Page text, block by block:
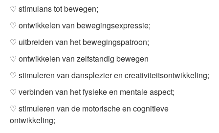
♡ stimulans tot bewegen;
♡ ontwikkelen van bewegingsexpressie;
♡ uitbreiden van het bewegingspatroon;
♡ ontwikkelen van zelfstandig bewegen
♡ stimuleren van dansplezier en creativiteitsontwikkeling;
♡ verbinden van het fysieke en mentale aspect;
♡ stimuleren van de motorische en cognitieve
ontwikkeling;